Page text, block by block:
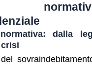
dalla